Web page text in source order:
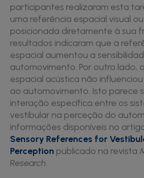
participantes realizaram esta
uma referência espacial visual
posicionada diretamente à sua
resultados indicaram que a
espacial aumentou a
automovimento. Por outro lado,
espacial acústica não
ao automovimento. Isto parece
interação específica entre os
vestibular na perceção do
informações disponíveis no
Sensory References for
Perception publicado na revista
Research.